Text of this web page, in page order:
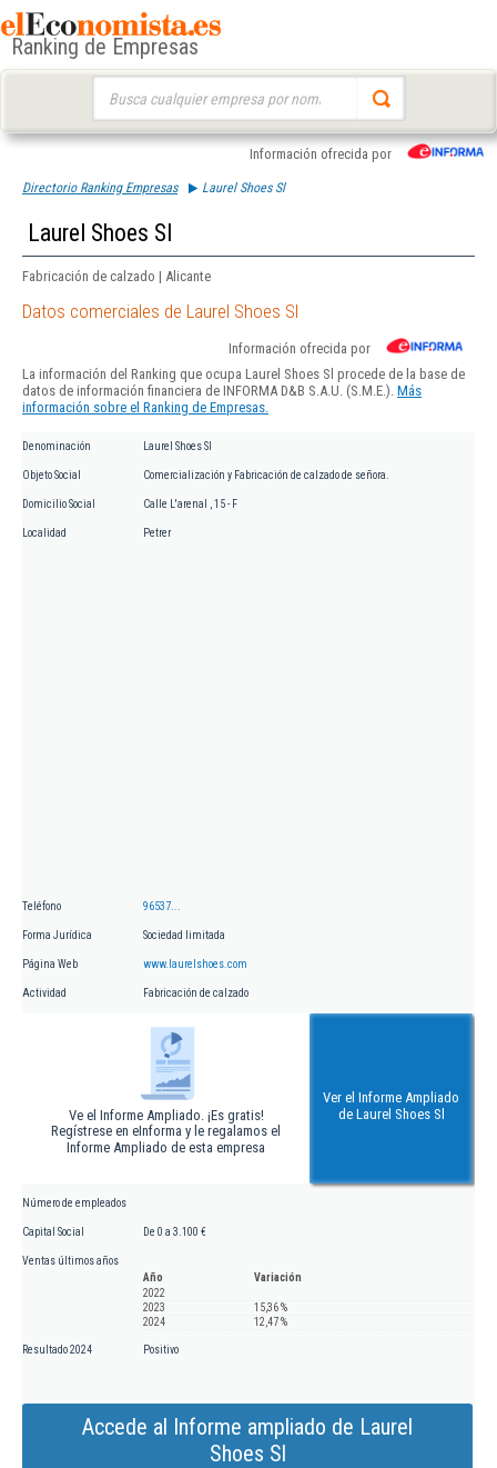
Ranking de Empresas
Información ofrecida por
Directorio Ranking Empresas Laurel Shoes Sl
Laurel Shoes Sl
Fabricación de calzado | Alicante
Datos comerciales de Laurel Shoes Sl
Información ofrecida por
La información del Ranking que ocupa Laurel Shoes Sl procede de la base de
datos de información financiera de INFORMA D&B S.A.U. (S.M.E.). Más
información sobre el Ranking de Empresas.
Denominación Laurel Shoes Sl
Objeto Social Comercialización y Fabricación de calzado de señora.
Domicilio Social Calle L'arenal , 15 - F
Localidad Petrer
Teléfono 96537...
Forma Jurídica Sociedad limitada
Página Web www.laurelshoes.com
Actividad Fabricación de calzado
Ve el Informe Ampliado. ¡Es gratis!
Regístrese en eInforma y le regalamos el
Informe Ampliado de esta empresa
Ver el Informe Ampliado
de Laurel Shoes Sl
Número de empleados
Capital Social De 0 a 3.100 €
Ventas últimos años
Año
Variación
2022
2023
15,36 %
2024
12,47 %
Resultado 2024 Positivo
Accede al Informe ampliado de Laurel
Shoes Sl